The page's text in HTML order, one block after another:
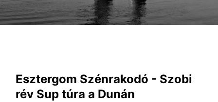
Esztergom Szénrakodó - Szobi
rév Sup túra a Dunán